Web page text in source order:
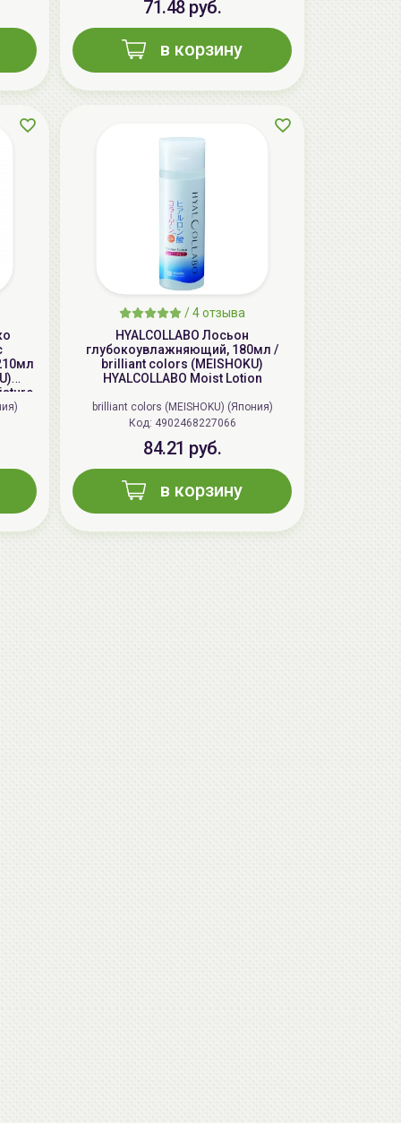
AiliCode Бальзам для волос
увлажняющий, 250мл
AiliCode Восстанавливающий крем-
пилинг для лица, 50мл
24.90 руб.
49.95 руб. -50%
71.48 руб.
в корзину
/4 отзыва
HYALCOLLABO Лосьон
глубокоувлажняющий, 180мл /
brilliant colors (MEISHOKU)
HYALCOLLABO Moist Lotion
brilliant colors (MEISHOKU) (Япония)
Код: 4902468227066
84.21 руб.
в корзину